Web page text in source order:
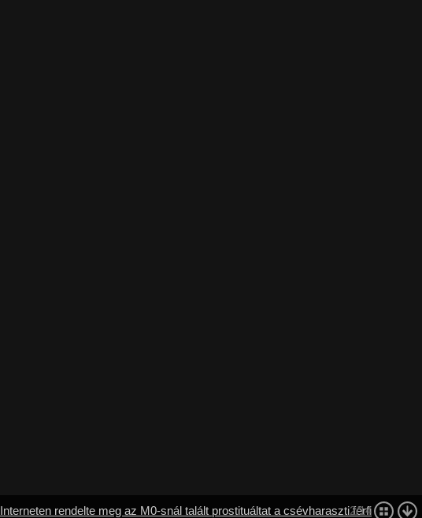
Interneten rendelte meg az M0-snál talált prostituáltat a csévharaszti férfi
2/14